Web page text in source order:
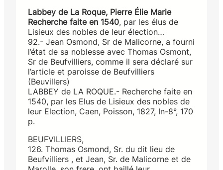
Labbey de La Roque, Pierre Élie Marie
Recherche faite en 1540, par les élus de
Lisieux des nobles de leur élection…
92.- Jean Osmond, Sr de Malicorne, a fourni
l’état de sa noblesse avec Thomas Osmont,
Sr de Beufvilliers, comme il sera déclaré sur
l’article et paroisse de Beufvilliers
(Beuvillers)
LABBEY de LA ROQUE.- Recherche faite en
1540, par les Elus de Lisieux des nobles de
leur Election, Caen, Poisson, 1827, In-8°, 170
p.
BEUFVILLIERS,
126. Thomas Osmond, Sr. du dit lieu de
Beufvilliers , et Jean, Sr. de Malicorne et de